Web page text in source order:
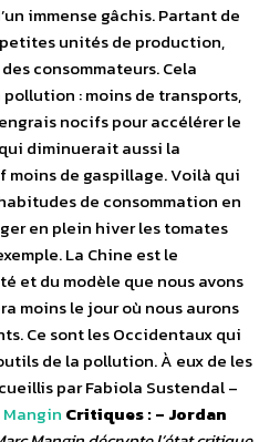
immense gâchis. Partant de
unités de production,
consommateurs. Cela
: moins de transports,
nocifs pour accélérer le
diminuerait aussi la
moins de gaspillage. Voilà qui
de consommation en
en plein hiver les tomates
La Chine est le
et du modèle que nous avons
moins le jour où nous aurons
Ce sont les Occidentaux qui
de la pollution. À eux de les
par Fabiola Sustendal –
Critiques :– Jordan